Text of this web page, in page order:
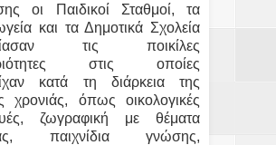
οι Παιδικοί Σταθμοί, τα
και τα Δημοτικά Σχολεία
τις ποικίλες
στις οποίες
κατά τη διάρκεια της
χρονιάς, όπως οικολογικές
ζωγραφική με θέματα
παιχνίδια γνώσης,